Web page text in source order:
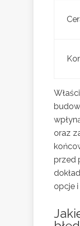
oraz
przed
opcje